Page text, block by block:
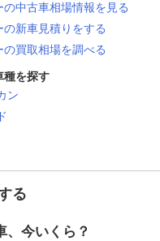
の中古車相場情報を見る
の新車見積りをする
の買取相場を調べる
種を探す
ン
る
、今いくら？